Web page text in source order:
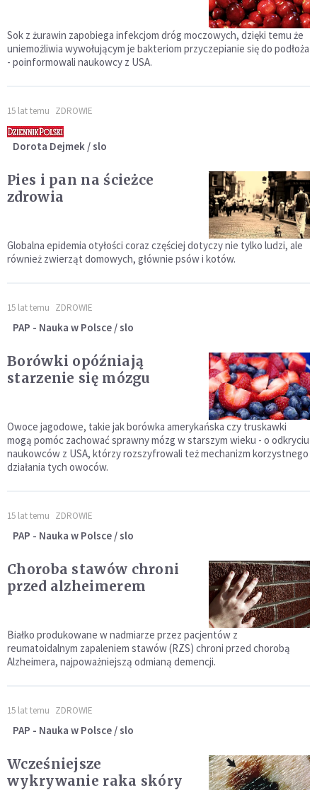
Sok z żurawin zapobiega infekcjom dróg moczowych, dzięki temu że
uniemożliwia wywołującym je bakteriom przyczepianie się do podłoża
- poinformowali naukowcy z USA.
15 lat temu ZDROWIE
Dorota Dejmek / slo
Pies i pan na ścieżce
zdrowia
Globalna epidemia otyłości coraz częściej dotyczy nie tylko ludzi, ale
również zwierząt domowych, głównie psów i kotów.
15 lat temu ZDROWIE
PAP - Nauka w Polsce / slo
Borówki opóźniają
starzenie się mózgu
Owoce jagodowe, takie jak borówka amerykańska czy truskawki
mogą pomóc zachować sprawny mózg w starszym wieku - o odkryciu
naukowców z USA, którzy rozszyfrowali też mechanizm korzystnego
działania tych owoców.
15 lat temu ZDROWIE
PAP - Nauka w Polsce / slo
Choroba stawów chroni
przed alzheimerem
Białko produkowane w nadmiarze przez pacjentów z
reumatoidalnym zapaleniem stawów (RZS) chroni przed chorobą
Alzheimera, najpoważniejszą odmianą demencji.
15 lat temu ZDROWIE
PAP - Nauka w Polsce / slo
Wcześniejsze
wykrywanie raka skóry